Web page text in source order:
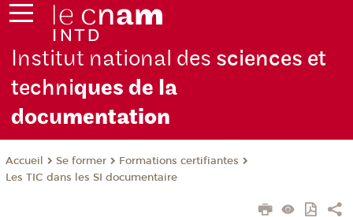
Institut national des sciences et
techniques de la
documentation
Accueil Se former
Formations certifiantes
Les TIC dans les SI documentaire